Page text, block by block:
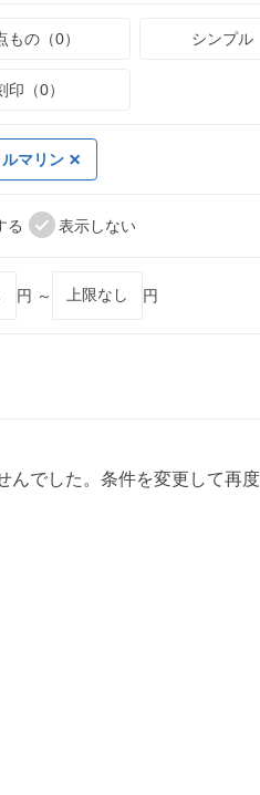
もの（0） シンプル
印（0）
マリン
る 表示しない
円 ～ 円
でした。条件を変更して再度